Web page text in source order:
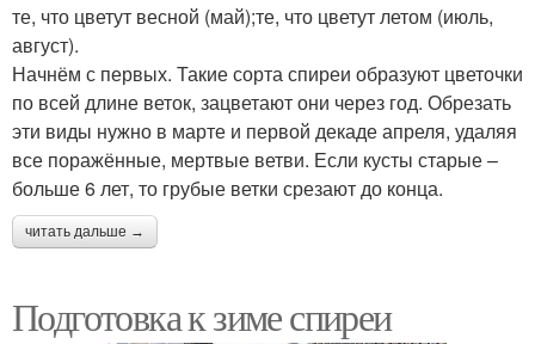
те, что цветут весной (май);те, что цветут летом (июль,
август).
Начнём с первых. Такие сорта спиреи образуют цветочки
по всей длине веток, зацветают они через год. Обрезать
эти виды нужно в марте и первой декаде апреля, удаляя
все поражённые, мертвые ветви. Если кусты старые –
больше 6 лет, то грубые ветки срезают до конца.
читать дальше →
Подготовка к зиме спиреи